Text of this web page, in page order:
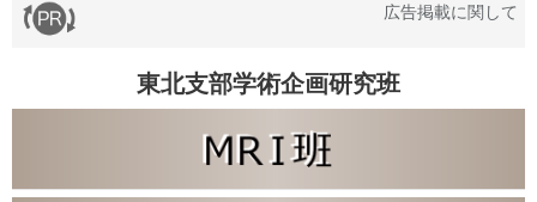
広告掲載に関して
東北支部学術企画研究班